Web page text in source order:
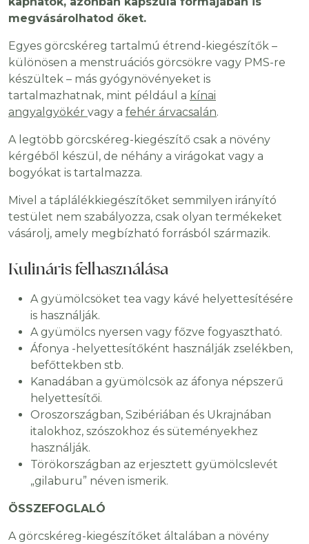
megvásárolhatod őket.
Egyes görcskéreg tartalmú étrend-kiegészítők –
különösen a menstruációs görcsökre vagy PMS-re
készültek – más gyógynövényeket is
tartalmazhatnak, mint például a kínai
angyalgyökér vagy a fehér árvacsalán.
A legtöbb görcskéreg-kiegészítő csak a növény
kérgéből készül, de néhány a virágokat vagy a
bogyókat is tartalmazza.
Mivel a táplálékkiegészítőket semmilyen irányító
testület nem szabályozza, csak olyan termékeket
vásárolj, amely megbízható forrásból származik.
Kulináris felhasználása
A gyümölcsöket tea vagy kávé helyettesítésére
is használják.
A gyümölcs nyersen vagy főzve fogyasztható.
Áfonya -helyettesítőként használják zselékben,
befőttekben stb.
Kanadában a gyümölcsök az áfonya népszerű
helyettesítői.
Oroszországban, Szibériában és Ukrajnában
italokhoz, szószokhoz és süteményekhez
használják.
Törökországban az erjesztett gyümölcslevét
„gilaburu” néven ismerik.
ÖSSZEFOGLALÓ
A görcskéreg-kiegészítőket általában a növény